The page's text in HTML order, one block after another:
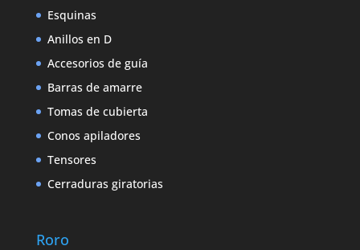
Esquinas
Anillos en D
Accesorios de guía
Barras de amarre
Tomas de cubierta
Conos apiladores
Tensores
Cerraduras giratorias
Roro